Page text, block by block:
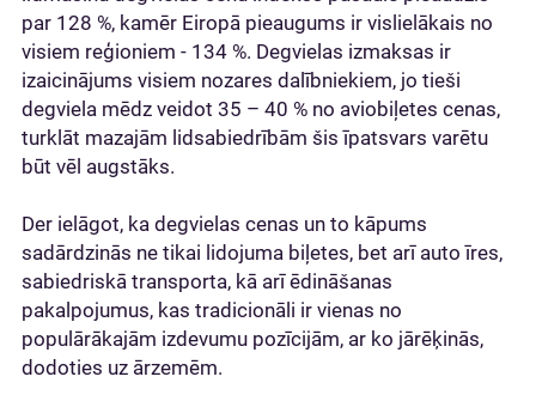
par 128 %, kamēr Eiropā pieaugums ir vislielākais no
visiem reģioniem - 134 %. Degvielas izmaksas ir
izaicinājums visiem nozares dalībniekiem, jo tieši
degviela mēdz veidot 35 – 40 % no aviobiļetes cenas,
turklāt mazajām lidsabiedrībām šis īpatsvars varētu
būt vēl augstāks.
Der ielāgot, ka degvielas cenas un to kāpums
sadārdzinās ne tikai lidojuma biļetes, bet arī auto īres,
sabiedriskā transporta, kā arī ēdināšanas
pakalpojumus, kas tradicionāli ir vienas no
populārākajām izdevumu pozīcijām, ar ko jārēķinās,
dodoties uz ārzemēm.